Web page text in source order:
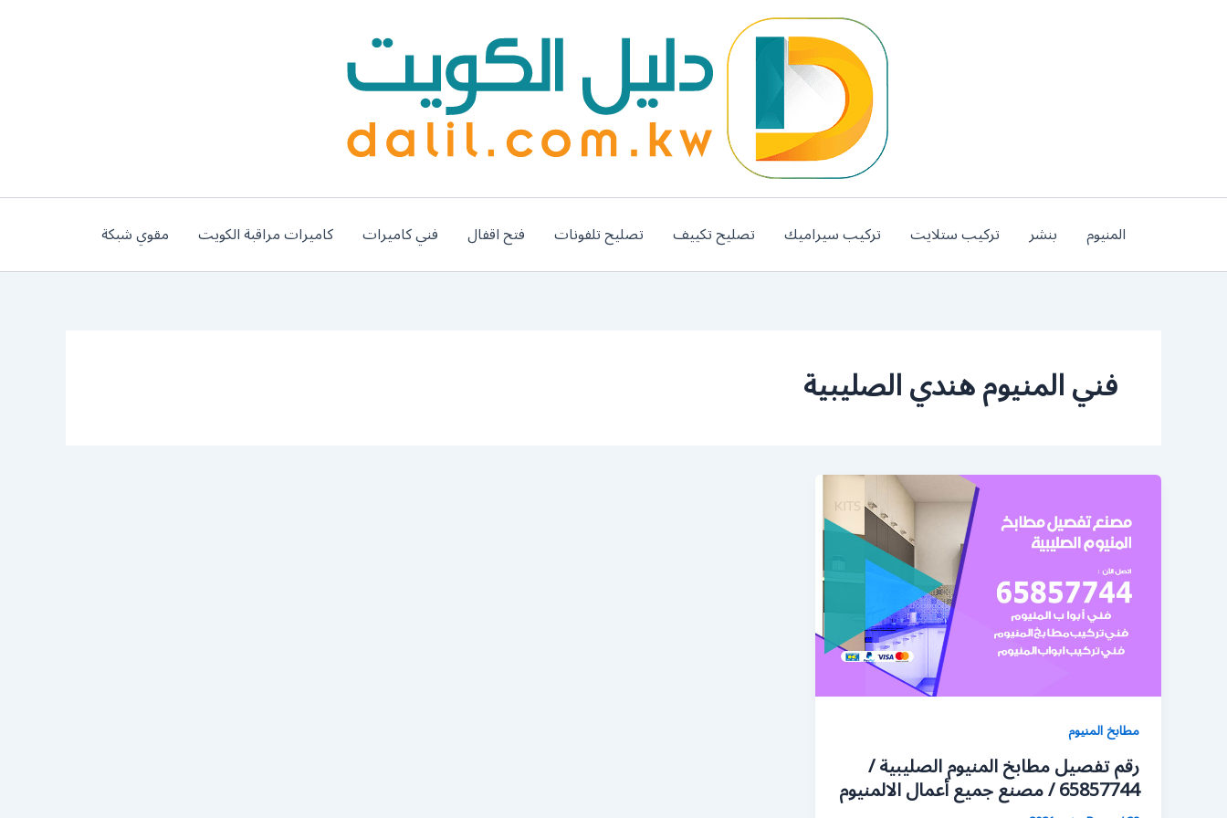
المنيوم بنشر تركيب ستلايت تركيب سيراميك تصليح تكييف تصليح تلفونات فتح اقفال فني كاميرات كاميرات مراقبة الكويت مقوي شبكة
فني المنيوم هندي الصليبية
مطابخ المنيوم
رقم تفصيل مطابخ المنيوم الصليبية /
65857744 / مصنع جميع أعمال الالمنيوم